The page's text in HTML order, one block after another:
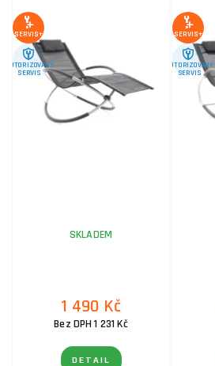
SERVIS+
AUTORIZOVANÝ
SERVIS
SKLADEM
1 490 Kč
Bez DPH 1 231 Kč
DETAIL
SERVIS+
AUTORIZOVANÝ
SERVIS